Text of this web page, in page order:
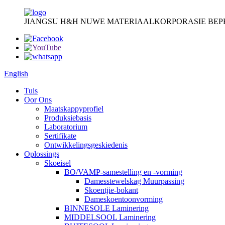
JIANGSU H&H NUWE MATERIAALKORPORASIE
English
Tuis
Oor Ons
Maatskappyprofiel
Produksiebasis
Laboratorium
Sertifikate
Ontwikkelingsgeskiedenis
Oplossings
Skoeisel
BO/VAMP-samestelling en -vorming
Damesstewelskag Muurpassing
Skoentjie-bokant
Dameskoentoonvorming
BINNESOLE Laminering
MIDDELSOOL Laminering